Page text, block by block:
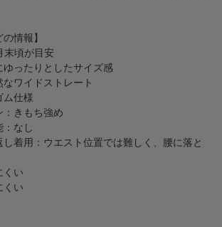
情報】
頃が目安
ったりとしたサイズ感
ワイドストレート
仕様
きもち強め
なし
着用：ウエスト位置では難しく、腰に落と
くい
くい